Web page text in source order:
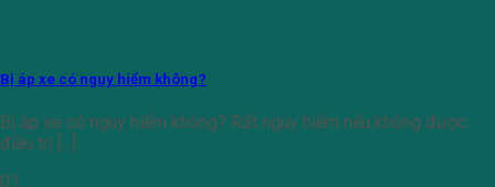
Bị áp xe có nguy hiểm không?
Bị áp xe có nguy hiểm không? Rất nguy hiểm nếu không được
điều trị [...]
01